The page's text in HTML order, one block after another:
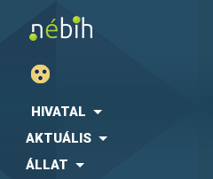
HIVATAL
AKTUÁLIS
ÁLLAT